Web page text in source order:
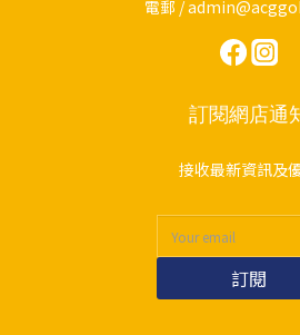
電郵 /
訂閱網店通
接收最新資訊及
訂閱